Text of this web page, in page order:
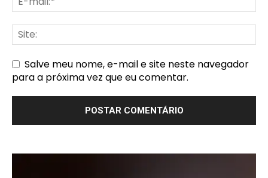
Salve meu nome, e-mail e site neste navegador
para a próxima vez que eu comentar.